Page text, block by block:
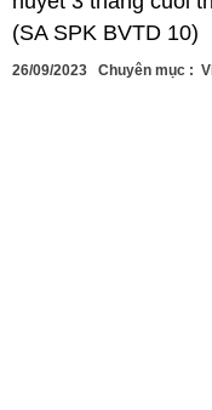
(SA SPK BVTD 10)
26/09/2023 Chuyên mục :